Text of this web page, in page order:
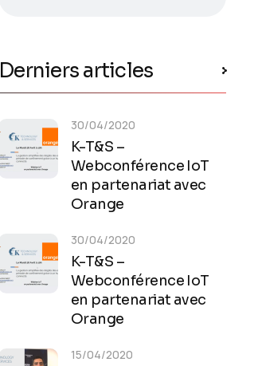
Derniers articles
K-T&S –
Webconférence IoT
en partenariat avec
Orange
30/04/2020
K-T&S –
Webconférence IoT
en partenariat avec
Orange
30/04/2020
15/04/2020